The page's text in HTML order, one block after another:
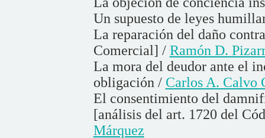
Un supuesto de leyes
La reparación del daño
Comercial] / Ramón D.
La mora del deudor ante el
obligación / Carlos A. Calvo
El consentimiento del
[análisis del art. 1720 del
Márquez